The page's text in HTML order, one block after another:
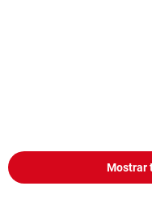
Mostrar